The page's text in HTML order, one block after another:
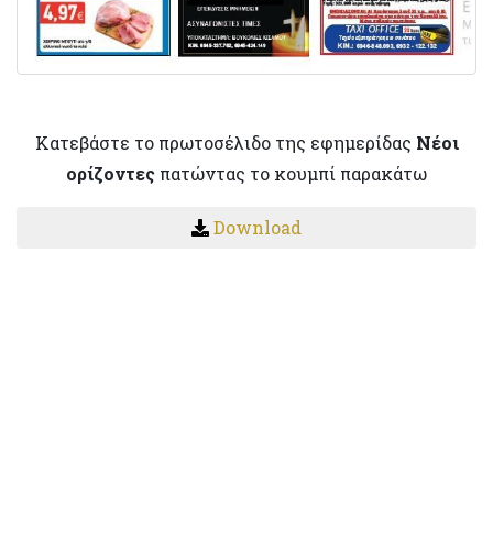
Κατεβάστε το πρωτοσέλιδο της εφημερίδας Νέοι
ορίζοντες πατώντας το κουμπί παρακάτω
Download